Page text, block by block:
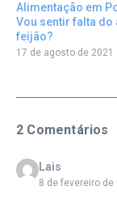
Alimentação em
Vou sentir falta
feijão?
17 de agosto de 2021
2 Comentários
Lais
8 de fevereiro de